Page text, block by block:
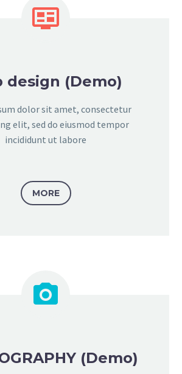


design (Demo)
dolor sit amet, consectetur
elit, sed do eiusmod tempor
incididunt ut labore
MORE


(Demo)